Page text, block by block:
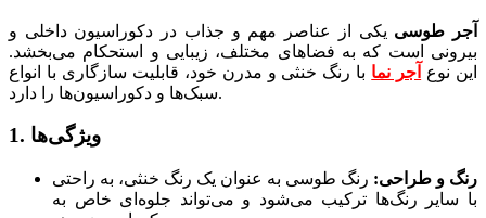
آجر طوسی یکی از عناصر مهم و جذاب در دکوراسیون داخلی و
بیرونی است که به فضاهای مختلف، زیبایی و استحکام می‌بخشد.
این نوع آجر نما با رنگ خنثی و مدرن خود، قابلیت سازگاری با انواع
سبک‌ها و دکوراسیون‌ها را دارد.
1. ویژگی‌ها
رنگ و طراحی: رنگ طوسی به عنوان یک رنگ خنثی، به راحتی
با سایر رنگ‌ها ترکیب می‌شود و می‌تواند جلوه‌ای خاص به